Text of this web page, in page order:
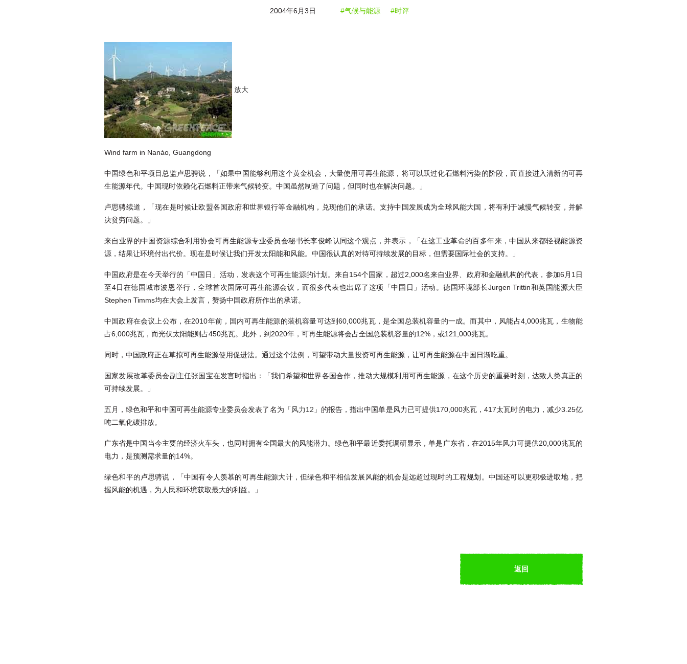
2004年6月3日 #气候与能源 #时评
放大
Wind farm in Nanáo, Guangdong
中国绿色和平项目总监卢思骋说，「如果中国能够利用这个黄金机会，大量使用可再生能源，将可以跃过化石燃料污染的阶段，而直接进入清新的可再
生能源年代。中国现时依赖化石燃料正带来气候转变。中国虽然制造了问题，但同时也在解决问题。」
卢思骋续道，「现在是时候让欧盟各国政府和世界银行等金融机构，兑现他们的承诺。支持中国发展成为全球风能大国，将有利于减慢气候转变，并解
决贫穷问题。」
来自业界的中国资源综合利用协会可再生能源专业委员会秘书长李俊峰认同这个观点，并表示，「在这工业革命的百多年来，中国从来都轻视能源资
源，结果让环境付出代价。现在是时候让我们开发太阳能和风能。中国很认真的对待可持续发展的目标，但需要国际社会的支持。」
中国政府是在今天举行的「中国日」活动，发表这个可再生能源的计划。来自154个国家，超过2,000名来自业界、政府和金融机构的代表，参加6月1日
至4日在德国城市波恩举行，全球首次国际可再生能源会议，而很多代表也出席了这项「中国日」活动。德国环境部长Jurgen Trittin和英国能源大臣
Stephen Timms均在大会上发言，赞扬中国政府所作出的承诺。
中国政府在会议上公布，在2010年前，国内可再生能源的装机容量可达到60,000兆瓦，是全国总装机容量的一成。而其中，风能占4,000兆瓦，生物能
占6,000兆瓦，而光伏太阳能则占450兆瓦。此外，到2020年，可再生能源将会占全国总装机容量的12%，或121,000兆瓦。
同时，中国政府正在草拟可再生能源使用促进法。通过这个法例，可望带动大量投资可再生能源，让可再生能源在中国日渐吃重。
国家发展改革委员会副主任张国宝在发言时指出：「我们希望和世界各国合作，推动大规模利用可再生能源，在这个历史的重要时刻，达致人类真正的
可持续发展。」
五月，绿色和平和中国可再生能源专业委员会发表了名为 「风力12」 的报告，指出中国单是风力已可提供170,000兆瓦，417太瓦时的电力，减少3.25亿
吨二氧化碳排放。
广东省是中国当今主要的经济火车头，也同时拥有全国最大的风能潜力。绿色和平最近委托调研显示，单是广东省，在2015年风力可提供20,000兆瓦的
电力，是预测需求量的14%。
绿色和平的卢思骋说，「中国有令人羡慕的可再生能源大计，但绿色和平相信发展风能的机会是远超过现时的工程规划。中国还可以更积极进取地，把
握风能的机遇，为人民和环境获取最大的利益。」
返回